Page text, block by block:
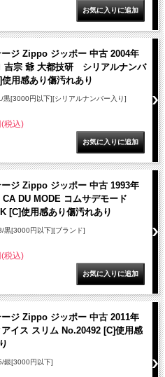
ジ Zippo ジッポー 中古 2004年
吉宗 爺 大都技研 シリアルナンバ
用感あり傷汚れあり
黒[3000円以下][シリアルナンバー入り]
税込)
ジ Zippo ジッポー 中古 1993年
DU MODE コムサデモード
[C]使用感あり傷汚れあり
黒[3000円以下][ブランド]
税込)
ジ Zippo ジッポー 中古 2011年
イス スリム No.20492 [C]使用感
銀[3000円以下]